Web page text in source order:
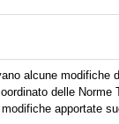
alcune modifiche
delle
apportate